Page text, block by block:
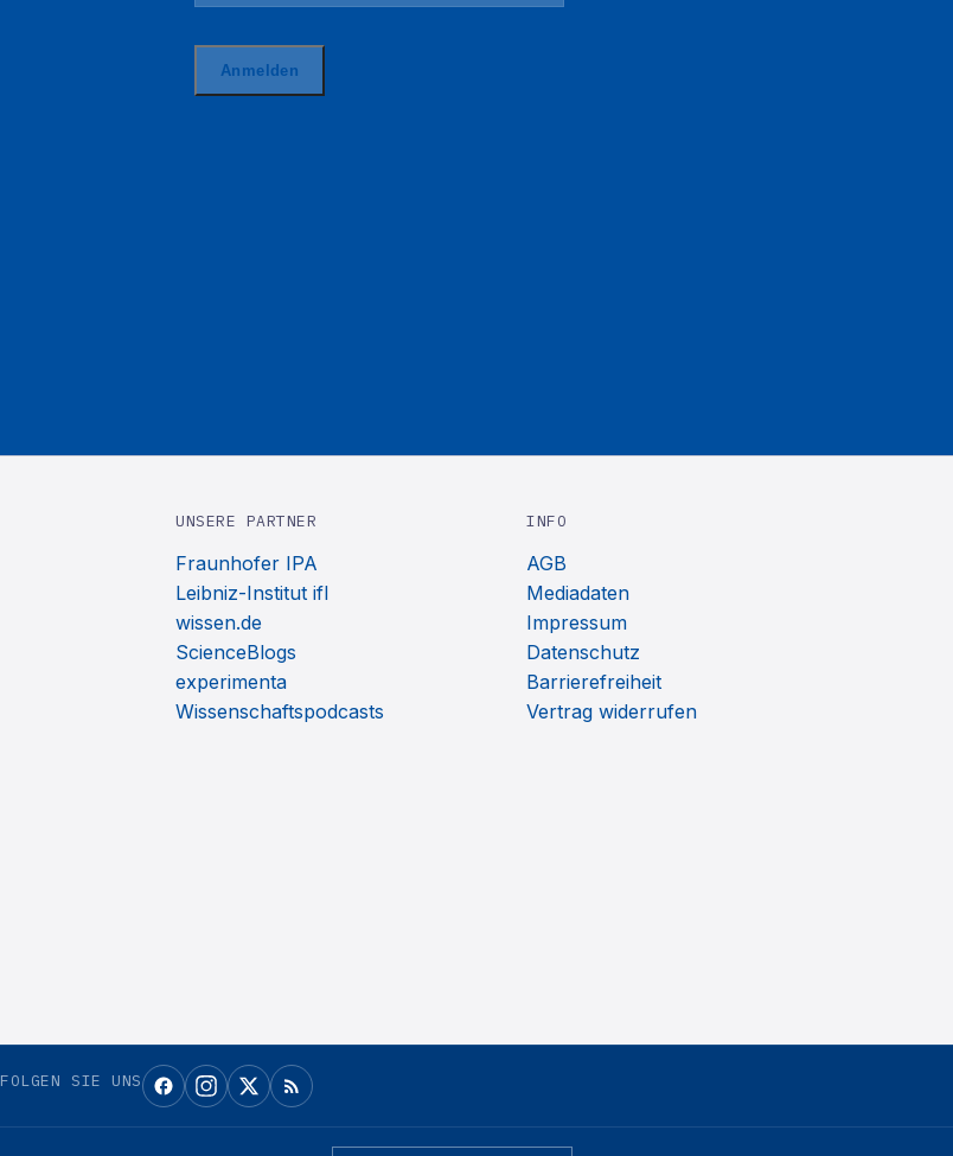
UNSERE PARTNER
Fraunhofer IPA
Leibniz-Institut ifl
wissen.de
ScienceBlogs
experimenta
Wissenschaftspodcasts
INFO
AGB
Mediadaten
Impressum
Datenschutz
Barrierefreiheit
Vertrag widerrufen
FOLGEN SIE UNS